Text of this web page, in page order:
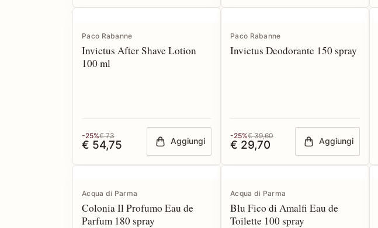
Paco Rabanne
Invictus After Shave Lotion
100 ml
-25%€ 73
€ 54,75 Aggiungi
Paco Rabanne
Invictus Deodorante 150 spray
-25%€ 39,60
€ 29,70 Aggiungi
Acqua di Parma
Colonia Il Profumo Eau de
Parfum 180 spray
Acqua di Parma
Blu Fico di Amalfi Eau de
Toilette 100 spray